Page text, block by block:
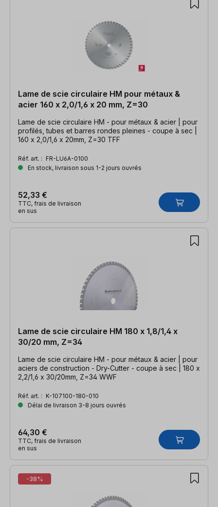
Lame de scie circulaire HM pour métaux &
acier 160 x 2,0/1,6 x 20 mm, Z=30
Lame de scie circulaire HM - pour métaux & acier | pour
profilés, tubes et barres rondes pleines - coupe à sec |
160 x 2,0/1,6 x 20mm, Z=30 TFF
Réf. art. : FR-LU6A-0100
En stock, livraison sous 1-2 jours ouvrés
52,33 €
TTC, frais de livraison
en sus
Lame de scie circulaire HM 180 x 1,8/1,4 x
30/20 mm, Z=34
Lame de scie circulaire HM - pour métaux & acier | pour
aciers de construction - Dry-Cutter - coupe à sec | 180 x
2,2/1,6 x 30/20mm, Z=34 WWF
Réf. art. : K-107100-180-010
Délai de livraison 3-8 jours ouvrés
64,30 €
TTC, frais de livraison
en sus
-38%